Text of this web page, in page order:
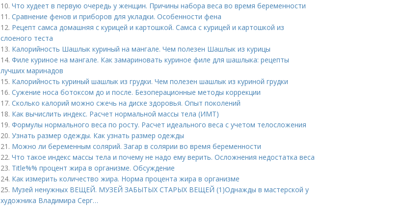
10. Что худеет в первую очередь у женщин. Причины набора веса во время беременности
11. Сравнение фенов и приборов для укладки. Особенности фена
12. Рецепт самса домашняя с курицей и картошкой. Самса с курицей и картошкой из
слоеного теста
13. Калорийность Шашлык куриный на мангале. Чем полезен Шашлык из курицы
14. Филе куриное на мангале. Как замариновать куриное филе для шашлыка: рецепты
лучших маринадов
15. Калорийность куриный шашлык из грудки. Чем полезен шашлык из куриной грудки
16. Сужение носа ботоксом до и после. Безоперационные методы коррекции
17. Сколько калорий можно сжечь на диске здоровья. Опыт поколений
18. Как вычислить индекс. Расчет нормальной массы тела (ИМТ)
19. Формулы нормального веса по росту. Расчет идеального веса с учетом телосложения
20. Узнать размер одежды. Как узнать размер одежды
21. Можно ли беременным солярий. Загар в солярии во время беременности
22. Что такое индекс массы тела и почему не надо ему верить. Осложнения недостатка веса
23. Title%% процент жира в организме. Обсуждение
24. Как измерить количество жира. Норма процента жира в организме
25. Музей ненужных ВЕЩЕЙ. МУЗЕЙ ЗАБЫТЫХ СТАРЫХ ВЕЩЕЙ (1)Однажды в мастерской у
художника Владимира Серг…